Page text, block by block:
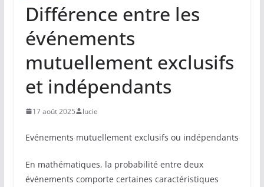
Différence entre les
événements
mutuellement exclusifs
et indépendants
17 août 2025 lucie
Evénements mutuellement exclusifs ou indépendants
En mathématiques, la probabilité entre deux
événements comporte certaines caractéristiques